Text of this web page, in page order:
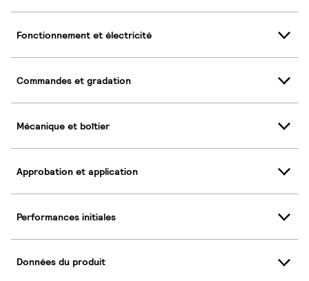
Fonctionnement et électricité
Commandes et gradation
Mécanique et boîtier
Approbation et application
Performances initiales
Données du produit